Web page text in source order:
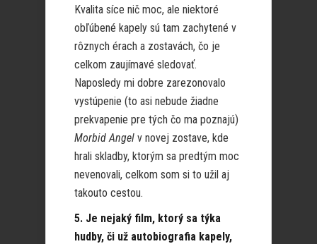
Kvalita síce nič moc, ale niektoré
obľúbené kapely sú tam zachytené v
rôznych érach a zostavách, čo je
celkom zaujímavé sledovať.
Naposledy mi dobre zarezonovalo
vystúpenie (to asi nebude žiadne
prekvapenie pre tých čo ma poznajú)
Morbid Angel v novej zostave, kde
hrali skladby, ktorým sa predtým moc
nevenovali, celkom som si to užil aj
takouto cestou.
5. Je nejaký film, ktorý sa týka
hudby, či už autobiografia kapely,